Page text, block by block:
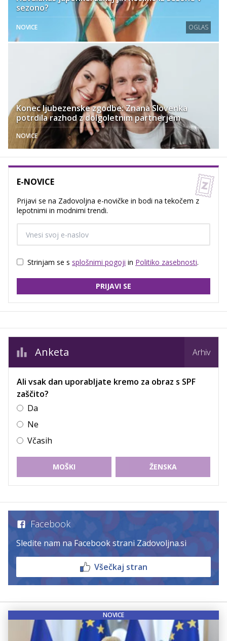
sezono?
NOVICE OGLAS
Konec ljubezenske zgodbe: Znana Slovenka
potrdila razhod z dolgoletnim partnerjem
NOVICE
E-NOVICE
Prijavi se na Zadovoljna e-novičke in bodi na tekočem z
lepotnimi in modnimi trendi.
Strinjam se s splošnimi pogoji in Politiko zasebnosti.
PRIJAVI SE
Anketa Arhiv
Ali vsak dan uporabljate kremo za obraz s SPF
zaščito?
Da
Ne
Včasih
MOŠKI ŽENSKA
Facebook
Sledite nam na Facebook strani Zadovoljna.si
Všečkaj stran
NOVICE